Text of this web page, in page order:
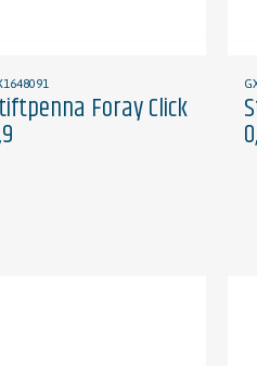
Foray Click